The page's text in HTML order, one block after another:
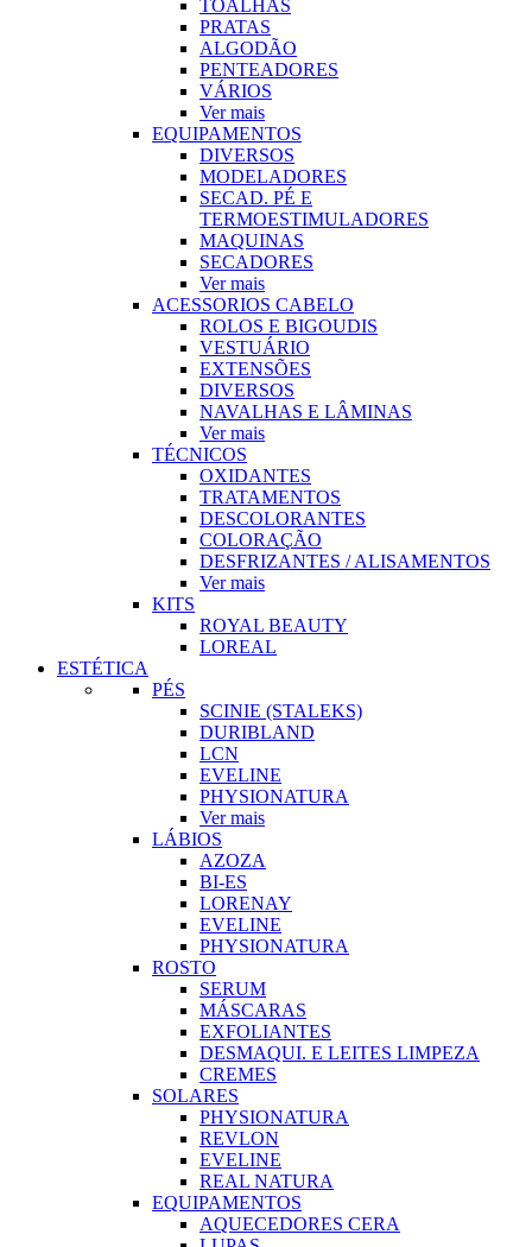
TOALHAS
PRATAS
ALGODÃO
PENTEADORES
VÁRIOS
Ver mais
EQUIPAMENTOS
DIVERSOS
MODELADORES
SECAD. PÉ E
TERMOESTIMULADORES
MAQUINAS
SECADORES
Ver mais
ACESSORIOS CABELO
ROLOS E BIGOUDIS
VESTUÁRIO
EXTENSÕES
DIVERSOS
NAVALHAS E LÂMINAS
Ver mais
TÉCNICOS
OXIDANTES
TRATAMENTOS
DESCOLORANTES
COLORAÇÃO
DESFRIZANTES / ALISAMENTOS
Ver mais
KITS
ROYAL BEAUTY
LOREAL
ESTÉTICA
PÉS
SCINIE (STALEKS)
DURIBLAND
LCN
EVELINE
PHYSIONATURA
Ver mais
LÁBIOS
AZOZA
BI-ES
LORENAY
EVELINE
PHYSIONATURA
ROSTO
SERUM
MÁSCARAS
EXFOLIANTES
DESMAQUI. E LEITES LIMPEZA
CREMES
SOLARES
PHYSIONATURA
REVLON
EVELINE
REAL NATURA
EQUIPAMENTOS
AQUECEDORES CERA